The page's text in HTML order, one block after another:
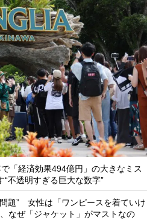
「経済効果494億円」の大きなミス
不透明すぎる巨大な数字”
題” 女性は「ワンピースを着ていけ
なぜ「ジャケット」がマストなの